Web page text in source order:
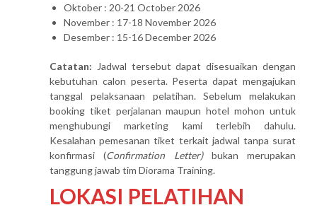
Oktober : 20-21 October 2026
November : 17-18 November 2026
Desember : 15-16 December 2026
Catatan: Jadwal tersebut dapat disesuaikan dengan
kebutuhan calon peserta. Peserta dapat mengajukan
tanggal pelaksanaan pelatihan. Sebelum melakukan
booking tiket perjalanan maupun hotel mohon untuk
menghubungi marketing kami terlebih dahulu.
Kesalahan pemesanan tiket terkait jadwal tanpa surat
konfirmasi (Confirmation Letter)bukan merupakan
tanggung jawab tim Diorama Training.
LOKASI PELATIHAN